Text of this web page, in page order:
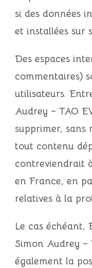
si des données
et installées sur
Des espaces
commentaires)
utilisateurs.
Audrey – TAO
supprimer, sans
tout contenu
contreviendrait
en France, en
relatives à la
Le cas échéant,
Simon Audrey –
également la